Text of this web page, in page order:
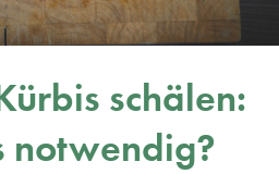
schälen:
notwendig?